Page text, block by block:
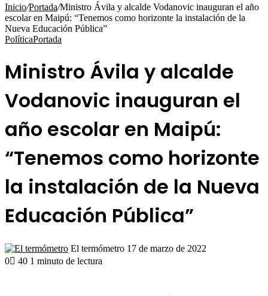
Inicio/Portada/Ministro Ávila y alcalde Vodanovic inauguran el año
escolar en Maipú: “Tenemos como horizonte la instalación de la
Nueva Educación Pública”
PolíticaPortada
Ministro Ávila y alcalde
Vodanovic inauguran el
año escolar en Maipú:
“Tenemos como horizonte
la instalación de la Nueva
Educación Pública”
El termómetro Send
17 de marzo de 2022
0
40 1 minuto de lectura